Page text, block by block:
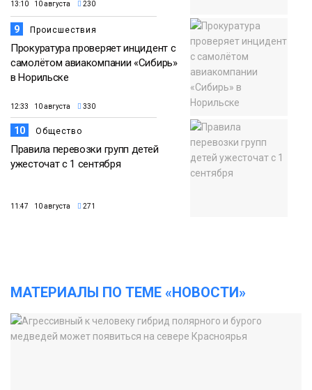
13:10 10 августа 230
9 Происшествия
Прокуратура проверяет инцидент с
самолётом авиакомпании «Сибирь»
в Норильске
12:33 10 августа 330
10 Общество
Правила перевозки групп детей
ужесточат с 1 сентября
11:47 10 августа 271
МАТЕРИАЛЫ ПО ТЕМЕ «НОВОСТИ»